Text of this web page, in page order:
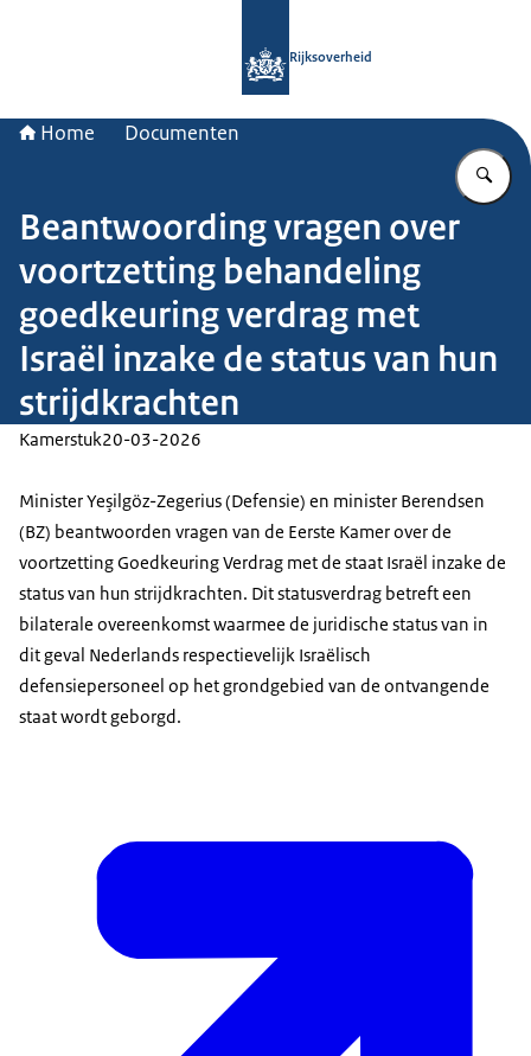
Rijksoverheid
Home Documenten
Beantwoording vragen over
voortzetting behandeling
goedkeuring verdrag met
Israël inzake de status van hun
strijdkrachten
Kamerstuk20-03-2026
Minister Yeşilgöz-Zegerius (Defensie) en minister Berendsen
(BZ) beantwoorden vragen van de Eerste Kamer over de
voortzetting Goedkeuring Verdrag met de staat Israël inzake de
status van hun strijdkrachten. Dit statusverdrag betreft een
bilaterale overeenkomst waarmee de juridische status van in
dit geval Nederlands respectievelijk Israëlisch
defensiepersoneel op het grondgebied van de ontvangende
staat wordt geborgd.